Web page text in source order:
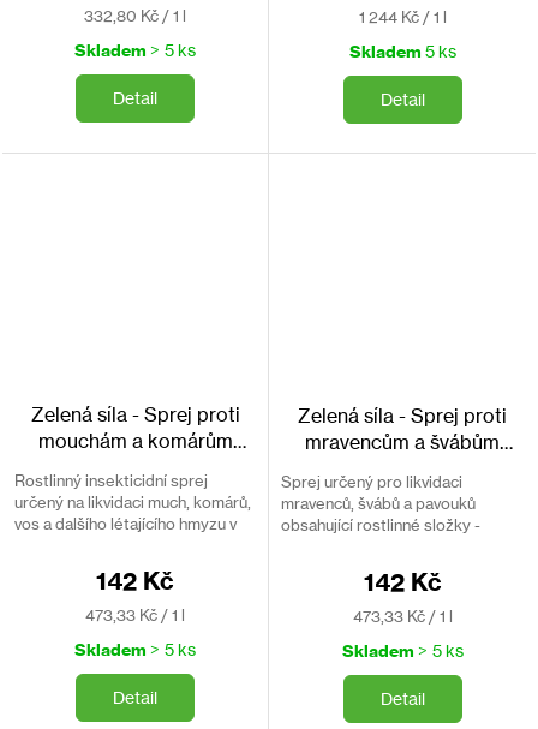
Měrná
332,80 Kč / 1 l
Skladem > 5 ks
Detail
Měrná
1 244 Kč / 1 l
Skladem 5 ks
Detail
Zelená síla - Sprej proti
mouchám a komárům
Rostlinný insekticidní sprej
určený na likvidaci much, komárů,
vos a dalšího létajícího hmyzu v
142 Kč
Měrná
473,33 Kč / 1 l
Skladem > 5 ks
Detail
Zelená síla - Sprej proti
mravencům a švábům
Sprej určený pro likvidaci
mravenců, švábů a pavouků
obsahující rostlinné složky -
142 Kč
Měrná
473,33 Kč / 1 l
Skladem > 5 ks
Detail